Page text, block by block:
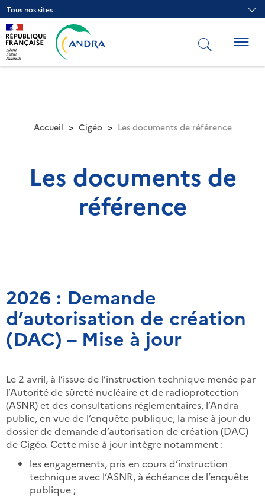
Aller
au
contenu
principal
Tous nos sites
Accueil Cigéo Les documents de référence
Les documents de
référence
2026 : Demande
d’autorisation de création
(DAC) – Mise à jour
Le 2 avril, à l’issue de l’instruction technique menée par
l’Autorité de sûreté nucléaire et de radioprotection
(ASNR) et des consultations réglementaires, l’Andra
publie, en vue de l’enquête publique, la mise à jour du
dossier de demande d’autorisation de création (DAC)
de Cigéo. Cette mise à jour intègre notamment :
les engagements, pris en cours d’instruction
technique avec l’ASNR, à échéance de l’enquête
publique ;